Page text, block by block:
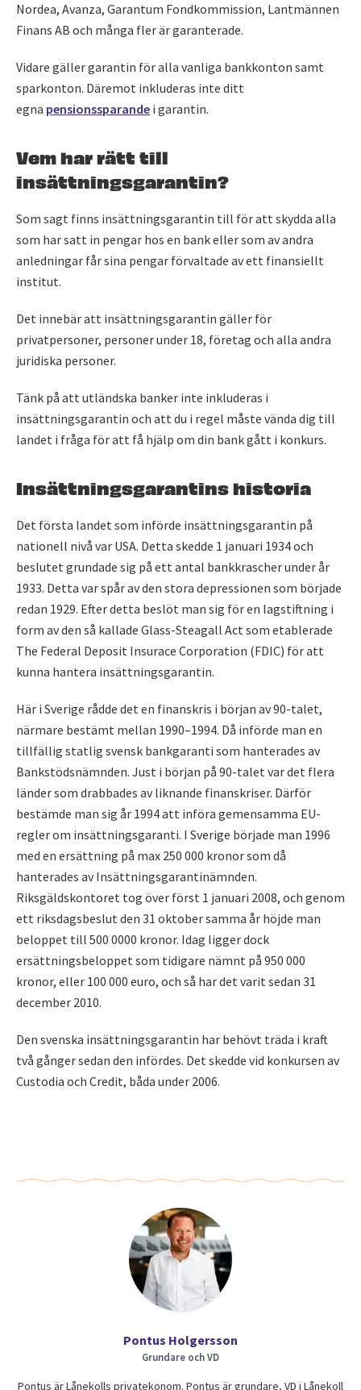
Nordea, Avanza, Garantum Fondkommission, Lantmännen
Finans AB och många fler är garanterade.
Vidare gäller garantin för alla vanliga bankkonton samt
sparkonton. Däremot inkluderas inte ditt
egna pensionssparande i garantin.
Vem har rätt till
insättningsgarantin?
Som sagt finns insättningsgarantin till för att skydda alla
som har satt in pengar hos en bank eller som av andra
anledningar får sina pengar förvaltade av ett finansiellt
institut.
Det innebär att insättningsgarantin gäller för
privatpersoner, personer under 18, företag och alla andra
juridiska personer.
Tänk på att utländska banker inte inkluderas i
insättningsgarantin och att du i regel måste vända dig till
landet i fråga för att få hjälp om din bank gått i konkurs.
Insättningsgarantins historia
Det första landet som införde insättningsgarantin på
nationell nivå var USA. Detta skedde 1 januari 1934 och
beslutet grundade sig på ett antal bankkrascher under år
1933. Detta var spår av den stora depressionen som började
redan 1929. Efter detta beslöt man sig för en lagstiftning i
form av den så kallade Glass-Steagall Act som etablerade
The Federal Deposit Insurace Corporation (FDIC) för att
kunna hantera insättningsgarantin.
Här i Sverige rådde det en finanskris i början av 90-talet,
närmare bestämt mellan 1990–1994. Då införde man en
tillfällig statlig svensk bankgaranti som hanterades av
Bankstödsnämnden. Just i början på 90-talet var det flera
länder som drabbades av liknande finanskriser. Därför
bestämde man sig år 1994 att införa gemensamma EU-
regler om insättningsgaranti. I Sverige började man 1996
med en ersättning på max 250 000 kronor som då
hanterades av Insättningsgarantinämnden.
Riksgäldskontoret tog över först 1 januari 2008, och genom
ett riksdagsbeslut den 31 oktober samma år höjde man
beloppet till 500 0000 kronor. Idag ligger dock
ersättningsbeloppet som tidigare nämnt på 950 000
kronor, eller 100 000 euro, och så har det varit sedan 31
december 2010.
Den svenska insättningsgarantin har behövt träda i kraft
två gånger sedan den infördes. Det skedde vid konkursen av
Custodia och Credit, båda under 2006.
Pontus Holgersson
Grundare och VD
Pontus är Lånekolls privatekonom. Pontus är grundare, VD i Lånekoll